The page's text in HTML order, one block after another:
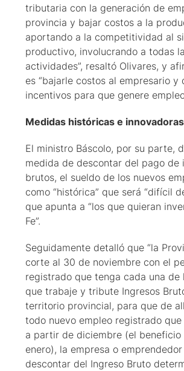
tributaria con la generación de
provincia y bajar costos a la
aportando a la competitividad al
productivo, involucrando a todas
actividades”, resaltó Olivares, y
es “bajarle costos al empresario y
incentivos para que genere
Medidas históricas e innovadoras
El ministro Báscolo, por su parte,
medida de descontar del pago de
brutos, el sueldo de los nuevos
como “histórica” que será “difícil
que apunta a “los que quieran
Fe”.
Seguidamente detalló que “la
corte al 30 de noviembre con el
registrado que tenga cada una de
que trabaje y tribute Ingresos
territorio provincial, para que de
todo nuevo empleo registrado
a partir de diciembre (el beneficio
enero), la empresa o
descontar del Ingreso Bruto